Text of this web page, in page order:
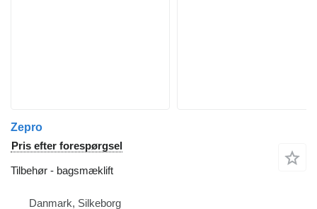
Zepro
Pris efter forespørgsel
Tilbehør - bagsmæklift
Danmark, Silkeborg